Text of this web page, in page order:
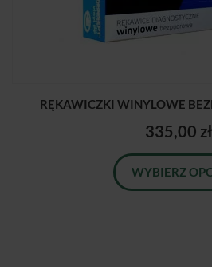
RĘKAWICZKI WINYLOWE
335,00 zł
WYBIERZ